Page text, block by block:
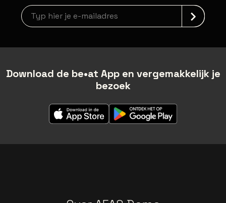
Nieuwsbrief aanmelding
Download de be•at App en vergemakkelijk je
bezoek